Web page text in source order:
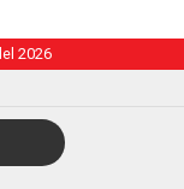
2026